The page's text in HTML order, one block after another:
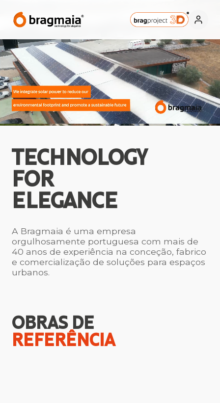
TECHNOLOGY
FOR
ELEGANCE
A Bragmaia é uma empresa
orgulhosamente portuguesa com mais de
40 anos de experiência na conceção, fabrico
e comercialização de soluções para espaços
urbanos.
OBRAS DE
REFERÊNCIA